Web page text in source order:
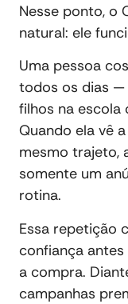
Nesse ponto, o
natural: ele
Uma pessoa
todos os dias —
filhos na escola
Quando ela vê
mesmo trajeto,
somente um
rotina.
Essa repetição
confiança
a compra.
campanhas